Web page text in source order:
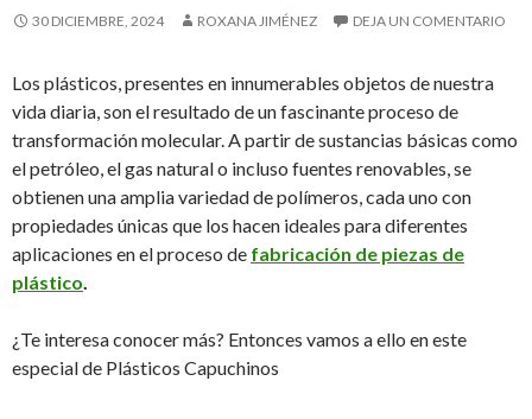
30 DICIEMBRE, 2024 ROXANA JIMÉNEZ DEJA UN COMENTARIO
Los plásticos, presentes en innumerables objetos de nuestra
vida diaria, son el resultado de un fascinante proceso de
transformación molecular. A partir de sustancias básicas como
el petróleo, el gas natural o incluso fuentes renovables, se
obtienen una amplia variedad de polímeros, cada uno con
propiedades únicas que los hacen ideales para diferentes
aplicaciones en el proceso de fabricación de piezas de
plástico
¿Te interesa conocer más? Entonces vamos a ello en este
especial de Plásticos Capuchinos